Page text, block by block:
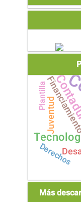
Juventud
Derechos
Plantilla
Más